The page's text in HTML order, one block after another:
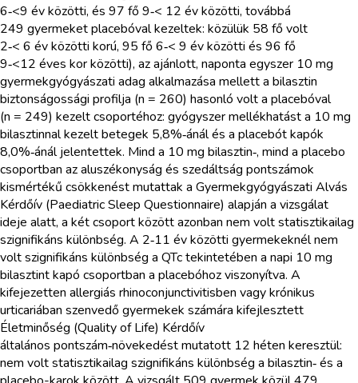
6‑<9 év közötti, és 97 fő 9‑< 12 év közötti, továbbá
249 gyermeket placebóval kezeltek: közülük 58 fő volt
2‑< 6 év közötti korú, 95 fő 6‑< 9 év közötti és 96 fő
9‑<12 éves kor közötti), az ajánlott, naponta egyszer 10 mg
gyermekgyógyászati adag alkalmazása mellett a bilasztin
biztonságossági profilja (n = 260) hasonló volt a placebóval
(n = 249) kezelt csoportéhoz: gyógyszer mellékhatást a 10 mg
bilasztinnal kezelt betegek 5,8%‑ánál és a placebót kapók
8,0%‑ánál jelentettek. Mind a 10 mg bilasztin‑, mind a placebo
csoportban az aluszékonyság és szedáltság pontszámok
kismértékű csökkenést mutattak a Gyermekgyógyászati Alvás
Kérdőív (Paediatric Sleep Questionnaire) alapján a vizsgálat
ideje alatt, a két csoport között azonban nem volt statisztikailag
szignifikáns különbség. A 2‑11 év közötti gyermekeknél nem
volt szignifikáns különbség a QTc tekintetében a napi 10 mg
bilasztint kapó csoportban a placebóhoz viszonyítva. A
kifejezetten allergiás rhinoconjunctivitisben vagy krónikus
urticariában szenvedő gyermekek számára kifejlesztett
Életminőség (Quality of Life) Kérdőív
általános pontszám‑növekedést mutatott 12 héten keresztül:
nem volt statisztikailag szignifikáns különbség a bilasztin‑ és a